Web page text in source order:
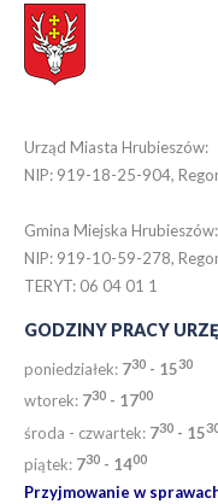
Urząd Miasta Hrubieszów:
NIP: 919-18-25-904,
Gmina Miejska Hrubieszów:
NIP: 919-10-59-278,
TERYT: 06 04 01 1
GODZINY PRACY
poniedziałek: 730 - 1530
wtorek: 730 - 1700
środa - czwartek: 730 - 15
piątek: 730 - 1400
Przyjmowanie w